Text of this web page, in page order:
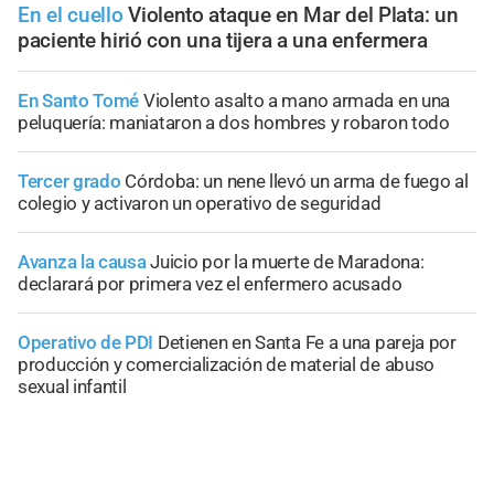
En el cuello Violento ataque en Mar del Plata: un
paciente hirió con una tijera a una enfermera
En Santo Tomé Violento asalto a mano armada en una
peluquería: maniataron a dos hombres y robaron todo
Tercer grado Córdoba: un nene llevó un arma de fuego al
colegio y activaron un operativo de seguridad
Avanza la causaJuicio por la muerte de Maradona:
declarará por primera vez el enfermero acusado
Operativo de PDI Detienen en Santa Fe a una pareja por
producción y comercialización de material de abuso
sexual infantil